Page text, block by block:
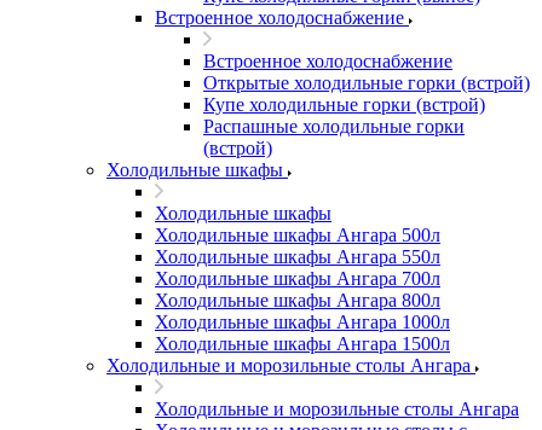
Встроенное холодоснабжение
Встроенное холодоснабжение
Открытые холодильные горки (встрой)
Купе холодильные горки (встрой)
Распашные холодильные горки
(встрой)
Холодильные шкафы
Холодильные шкафы
Холодильные шкафы Ангара 500л
Холодильные шкафы Ангара 550л
Холодильные шкафы Ангара 700л
Холодильные шкафы Ангара 800л
Холодильные шкафы Ангара 1000л
Холодильные шкафы Ангара 1500л
Холодильные и морозильные столы Ангара
Холодильные и морозильные столы Ангара